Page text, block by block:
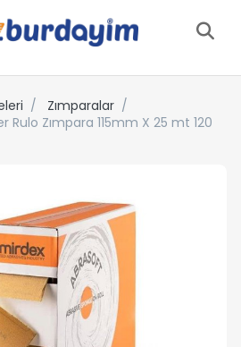
Zımparalar
Zımpara 115mm X 25 mt 120